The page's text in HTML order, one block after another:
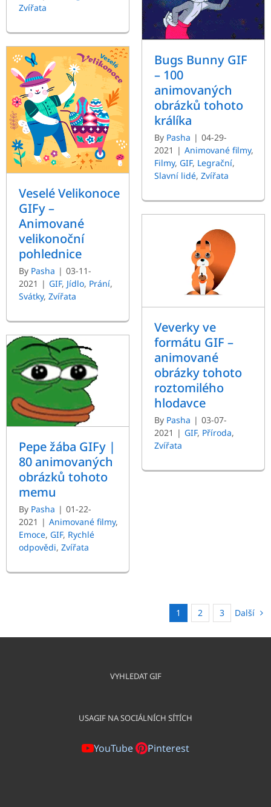
Zvířata
Bugs Bunny GIF
– 100
animovaných
obrázků tohoto
králíka
By Pasha | 04-29-
2021 | Animované filmy,
Filmy, GIF, Legrační,
Slavní lidé, Zvířata
Veselé Velikonoce
GIFy –
Animované
velikonoční
pohlednice
By Pasha | 03-11-
2021 | GIF, Jídlo, Prání,
Svátky, Zvířata
Veverky ve
formátu GIF –
animované
obrázky tohoto
roztomilého
hlodavce
By Pasha | 03-07-
2021 | GIF, Příroda,
Zvířata
Pepe žába GIFy |
80 animovaných
obrázků tohoto
memu
By Pasha | 01-22-
2021 | Animované filmy,
Emoce, GIF, Rychlé
odpovědi, Zvířata
1 2 3 Další
VYHLEDAT GIF
USAGIF NA SOCIÁLNÍCH SÍTÍCH
YouTube Pinterest